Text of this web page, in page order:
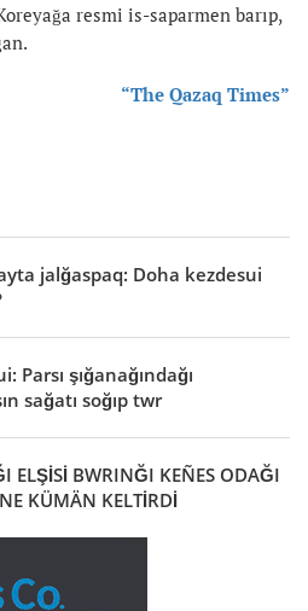
resmi is-saparmen barıp,
“The Qazaq Times”
jalğaspaq: Doha kezdesui
şığanağındağı
sağatı soğıp twr
ELŞİSİ BWRINĞI KEÑES ODAĞI
KÜMÄN KELTİRDİ